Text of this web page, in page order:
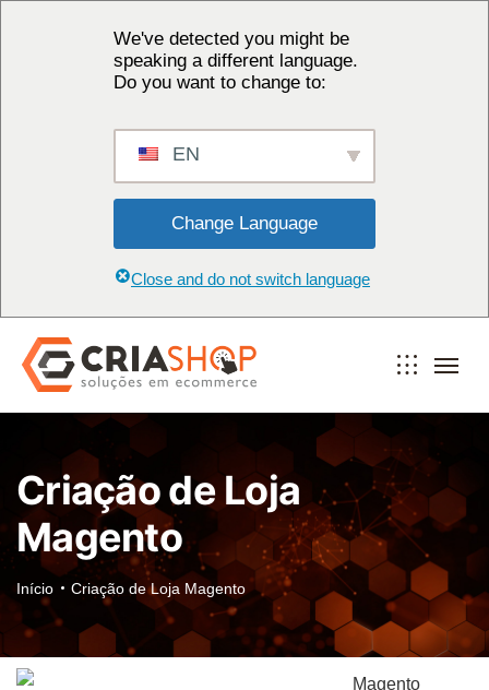
We've detected you might be
speaking a different language.
Do you want to change to:
EN
Change Language
Close and do not switch language
Criação de Loja
Magento
Início Criação de Loja Magento